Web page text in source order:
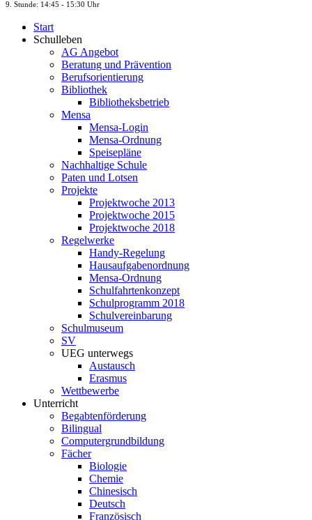
9. Stunde: 14:45 - 15:30 Uhr
Start
Schulleben
AG Angebot
Beratung und Prävention
Berufsorientierung
Bibliothek
Bibliotheksbetrieb
Mensa
Mensa-Login
Mensa-Ordnung
Speisepläne
Nachhaltige Schule
Paten und Lotsen
Projekte
Projektwoche 2013
Projektwoche 2015
Projektwoche 2018
Regelwerke
Handy-Regelung
Hausaufgabenordnung
Mensa-Ordnung
Schulfahrtenkonzept
Schulprogramm 2018
Schulvereinbarung
Schulmuseum
SV
UEG unterwegs
Austausch
Erasmus
Wettbewerbe
Unterricht
Begabtenförderung
Bilingual
Computergrundbildung
Fächer
Biologie
Chemie
Chinesisch
Deutsch
Französisch